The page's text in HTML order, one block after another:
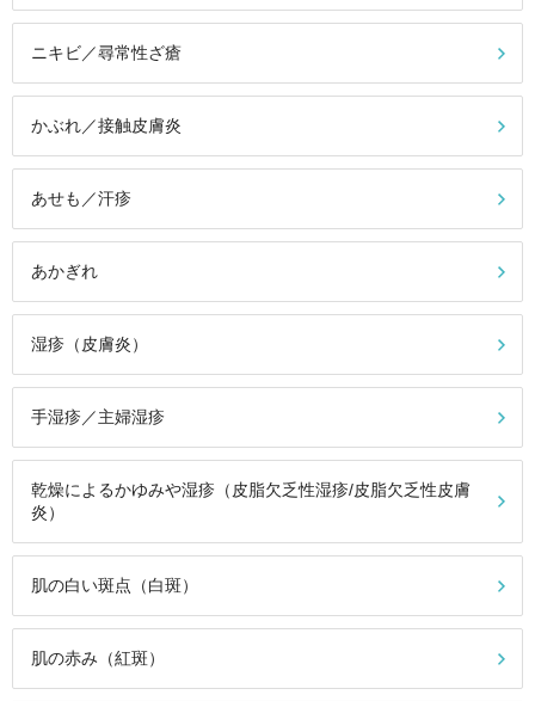
ニキビ／尋常性ざ瘡
かぶれ／接触皮膚炎
あせも／汗疹
あかぎれ
湿疹（皮膚炎）
手湿疹／主婦湿疹
乾燥によるかゆみや湿疹（皮脂欠乏性湿疹/皮脂欠乏性皮膚
炎）
肌の白い斑点（白斑）
肌の赤み（紅斑）